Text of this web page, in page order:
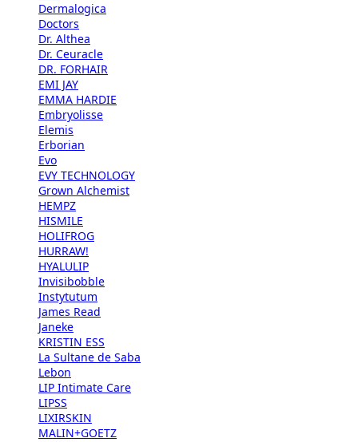
Dermalogica
Doctors
Dr. Althea
Dr. Ceuracle
DR. FORHAIR
EMI JAY
EMMA HARDIE
Embryolisse
Elemis
Erborian
Evo
EVY TECHNOLOGY
Grown Alchemist
HEMPZ
HISMILE
HOLIFROG
HURRAW!
HYALULIP
Invisibobble
Instytutum
James Read
Janeke
KRISTIN ESS
La Sultane de Saba
Lebon
LIP Intimate Care
LIPSS
LIXIRSKIN
MALIN+GOETZ